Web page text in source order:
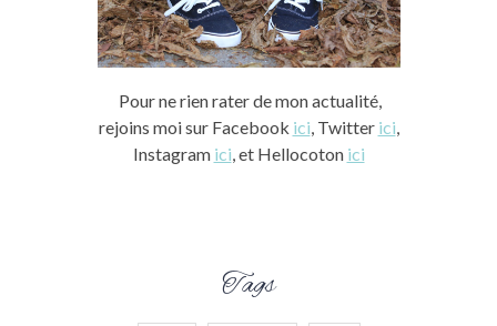
Pour ne rien rater de mon actualité,
rejoins moi sur Facebook ici, Twitter ici,
Instagram ici, et Hellocoton ici
Tags